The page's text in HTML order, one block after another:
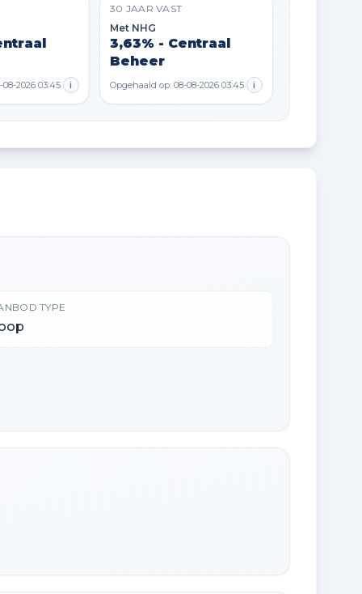
2026 03:45 i
30 JAAR VAST
Met NHG
3,63% - Centraal
Beheer
Opgehaald op: 08-08-2026 03:45 i
TYPE